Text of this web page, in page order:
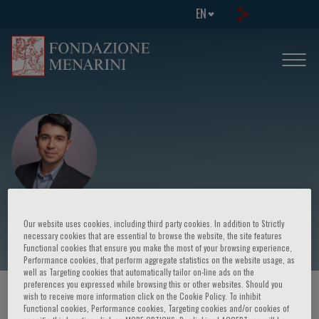
EN
Luigi Spadafora
HOME PAGE / COURSES AND EVENTS / SPEAKER
Our website uses cookies, including third party cookies. In addition to Strictly
necessary cookies that are essential to browse the website, the site features
Functional cookies that ensure you make the most of your browsing experience,
Performance cookies, that perform aggregate statistics on the website usage, as
well as Targeting cookies that automatically tailor on-line ads on the
preferences you expressed while browsing this or other websites. Should you
wish to receive more information click on the Cookie Policy. To inhibit
Functional cookies, Performance cookies, Targeting cookies and/or cookies of